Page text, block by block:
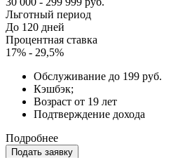
Льготный период
До 120 дней
Процентная ставка
17% - 29,5%
Обслуживание до 199 руб.
Кэшбэк;
Возраст от 19 лет
Подтверждение дохода
Подробнее
Подать заявку